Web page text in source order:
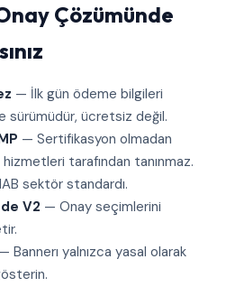
Çözümünde
— İlk gün ödeme bilgileri
sürümüdür, ücretsiz değil.
— Sertifikasyon olmadan
tarafından tanınmaz.
sektör standardı.
V2 — Onay seçimlerini
— Bannerı yalnızca yasal olarak